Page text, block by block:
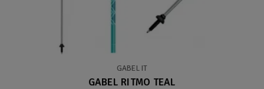
GABEL IT
GABEL RITMO TEAL